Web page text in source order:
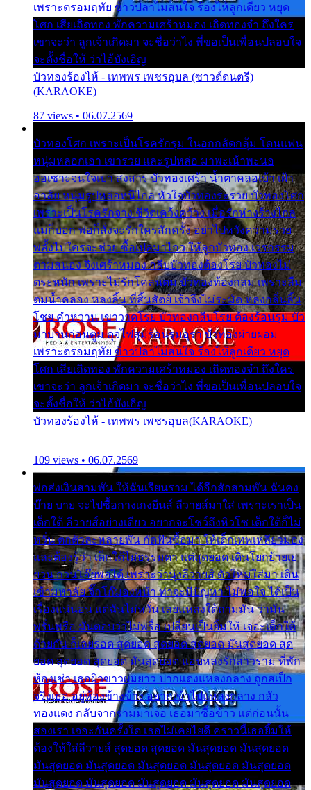
เพราะตรอมฤทัย ข้าวปลาไม่สนใจ ร้องไห้ลูกเดียว หยุด
โศก เสียเถิดทอง พักความเศร้าหมอง เถิดทองจ๋า ถึงใคร
เขาจะว่า ลูกเจ้าเกิดมา จะชื่อว่าไง พี่ขอเป็นเพื่อนปลอบใจ
จะตั้งชื่อให้ ว่าไอ้บังเอิญ
บัวทองร้องไห้ - เทพพร เพชรอุบล (ซาวด์ดนตรี)
(KARAOKE)
87 views • 06.07.2569
บัวทองโศก เพราะเป็นโรครักรุม ในอกกลัดกลุ้ม โดนแฟน
หนุ่มหลอกเอา เขารวย และรูปหล่อ มาพะเน้าพะนอ
ออเซาะจนใจเบา สงสาร บัวทองเศร้า น้ำตาคลอเบ้า เฝ้า
อาลัย หนุ่มรูปหล่อหนีไกล หัวใจบัวทองระรวย บัวทองโศก
เพราะเป็นโรครักจาง ชีวิตเคว้งคว้าง เมื่อรักห่างร้างไกล
แม่ก็บอก พ่อก็สั่งจะรักใครสักครั้ง อย่าไปหวังความรวย
พลั้งไปใครจะช่วย ซื้อเปลมาไกว ให้ลูกบัวทอง เวรกรรม
ตามสนอง จึงเศร้าหมอง กลีบบัวทองต้องโรย บัวทองไม่
ตระหนัก เพราะไม่รักโคลนตม บัวทองท้องกลม เพราะลืม
ตมน้ำคลอง หลงลิ้น ที่สิ้นสัตย์ เจ้าจึงไม่ระมัด หลงกลิ่นลิ้น
โชย คำหวาน เขาวาดโรย บัวทองกลีบโรย ต้องร้อนรุม บัว
มาบานก่อนตูม ดุจไฟสุมร้อนรุมอุรา บัวทองผ่ายผอม
เพราะตรอมฤทัย ข้าวปลาไม่สนใจ ร้องไห้ลูกเดียว หยุด
โศก เสียเถิดทอง พักความเศร้าหมอง เถิดทองจ๋า ถึงใคร
เขาจะว่า ลูกเจ้าเกิดมา จะชื่อว่าไง พี่ขอเป็นเพื่อนปลอบใจ
จะตั้งชื่อให้ ว่าไอ้บังเอิญ
บัวทองร้องไห้ - เทพพร เพชรอุบล(KARAOKE)
109 views • 06.07.2569
พ่อส่งเงินสามพัน ให้ฉันเรียนราม ได้อีกสักสามพัน ฉันคง
บ๊าย บาย จะไปซื้อกางเกงยีนส์ ลีวายส์มาใส่ เพราะเราเป็น
เด็กใต้ ลีวายส์อย่างเดียว อยากจะโชว์ถึงหิวโซ เด็กใต้ก็ไม่
หวั่น ตกตัวละหลายพัน กัดฟันซื้อมา ให้เด็กเทพเหลียวมอง
และต้องรู้ว่า เด็กใต้ไม่ธรรมดา แต่สุดยอด เดินโยกย้ายเย
ยวน กวนโอ๊ยพอได้ เพราะว่านุ่งลีวายส์ ตัวใหม่ใส่มา เดิน
เข้ามหาลัย จิ๊กโก๊มองหน้า ท่าจะมีปัญหา ไม่พอใจ ได้เป็น
เรื่องแน่นอน แต่ฉันไม่หวั่น เลยแหลงใต้ถามมัน ว่ามัน
พรั่นพรือ มันตอบว่าไม่พรื่อ เปลี่ยนเป็นยิ้มให้ เจอะเด็กใต้
ด้วยกัน ก็เลยรอด สุดยอด สุดยอด สุดยอด มันสุดยอด สุด
ยอด สุดยอด สุดยอด มันสุดยอด แอบหลงรักสาวราม ที่พัก
ห้องเช่า เธอผิวขาวผมยาว ปากแดงแหลงกลาง ถูกสเป็ก
จริงเธอ อยู่ห้องข้างข้าง อยากเข้าไปแหลงกลาง กลัว
ทองแดง กลับจากรามมาเจอ เธอมาซื้อข้าว แต่ก่อนนั้น
สองเรา เจอะกันครั้งใด เธอไม่เคยไยดี คราวนี้เธอยิ้มให้
ต้องให้ใส่ลีวายส์ สุดยอด สุดยอด มันสุดยอด มันสุดยอด
มันสุดยอด มันสุดยอด มันสุดยอด มันสุดยอด มันสุดยอด
มันสุดยอด มันสุดยอด มันสุดยอด มันสุดยอด มันสุดยอด